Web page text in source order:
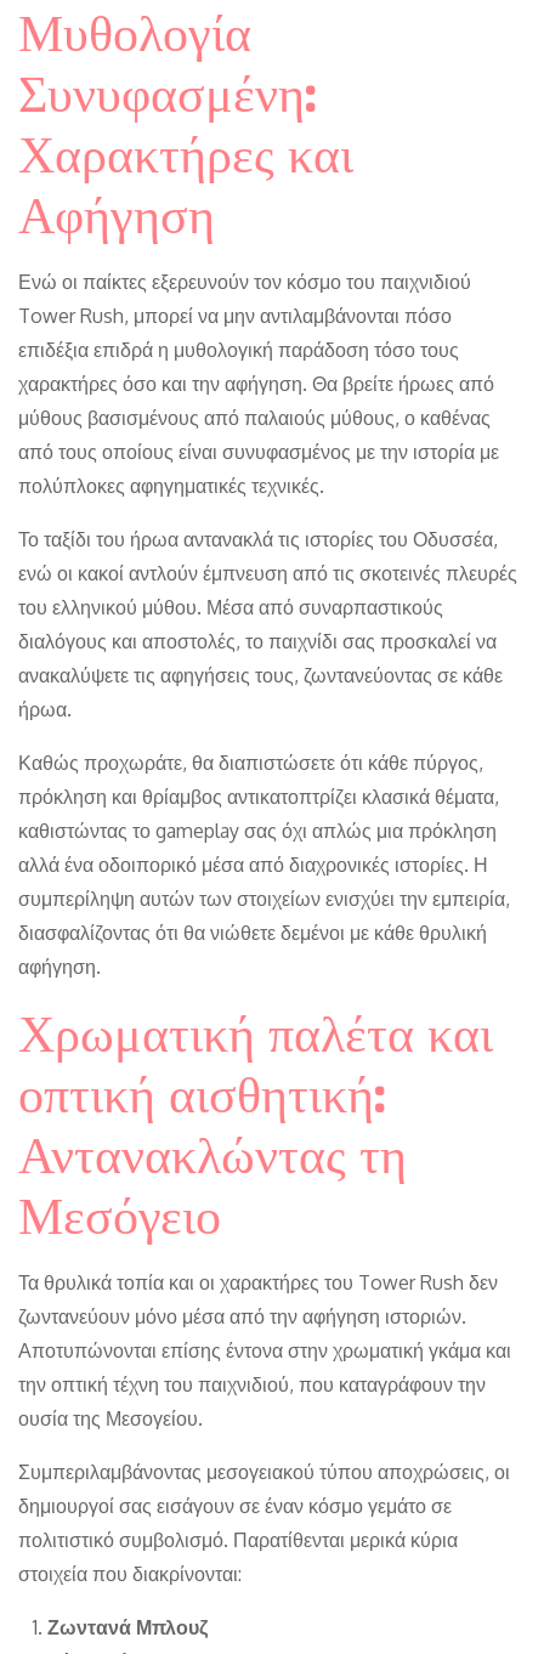
Μυθολογία
Συνυφασμένη:
Χαρακτήρες και
Αφήγηση
Ενώ οι παίκτες εξερευνούν τον κόσμο του παιχνιδιού
Tower Rush, μπορεί να μην αντιλαμβάνονται πόσο
επιδέξια επιδρά η μυθολογική παράδοση τόσο τους
χαρακτήρες όσο και την αφήγηση. Θα βρείτε ήρωες από
μύθους βασισμένους από παλαιούς μύθους, ο καθένας
από τους οποίους είναι συνυφασμένος με την ιστορία με
πολύπλοκες αφηγηματικές τεχνικές.
Το ταξίδι του ήρωα αντανακλά τις ιστορίες του Οδυσσέα,
ενώ οι κακοί αντλούν έμπνευση από τις σκοτεινές πλευρές
του ελληνικού μύθου. Μέσα από συναρπαστικούς
διαλόγους και αποστολές, το παιχνίδι σας προσκαλεί να
ανακαλύψετε τις αφηγήσεις τους, ζωντανεύοντας σε κάθε
ήρωα.
Καθώς προχωράτε, θα διαπιστώσετε ότι κάθε πύργος,
πρόκληση και θρίαμβος αντικατοπτρίζει κλασικά θέματα,
καθιστώντας το gameplay σας όχι απλώς μια πρόκληση
αλλά ένα οδοιπορικό μέσα από διαχρονικές ιστορίες. Η
συμπερίληψη αυτών των στοιχείων ενισχύει την εμπειρία,
διασφαλίζοντας ότι θα νιώθετε δεμένοι με κάθε θρυλική
αφήγηση.
Χρωματική παλέτα και
οπτική αισθητική:
Αντανακλώντας τη
Μεσόγειο
Τα θρυλικά τοπία και οι χαρακτήρες του Tower Rush δεν
ζωντανεύουν μόνο μέσα από την αφήγηση ιστοριών.
Αποτυπώνονται επίσης έντονα στην χρωματική γκάμα και
την οπτική τέχνη του παιχνιδιού, που καταγράφουν την
ουσία της Μεσογείου.
Συμπεριλαμβάνοντας μεσογειακού τύπου αποχρώσεις, οι
δημιουργοί σας εισάγουν σε έναν κόσμο γεμάτο σε
πολιτιστικό συμβολισμό. Παρατίθενται μερικά κύρια
στοιχεία που διακρίνονται:
Ζωντανά Μπλουζ